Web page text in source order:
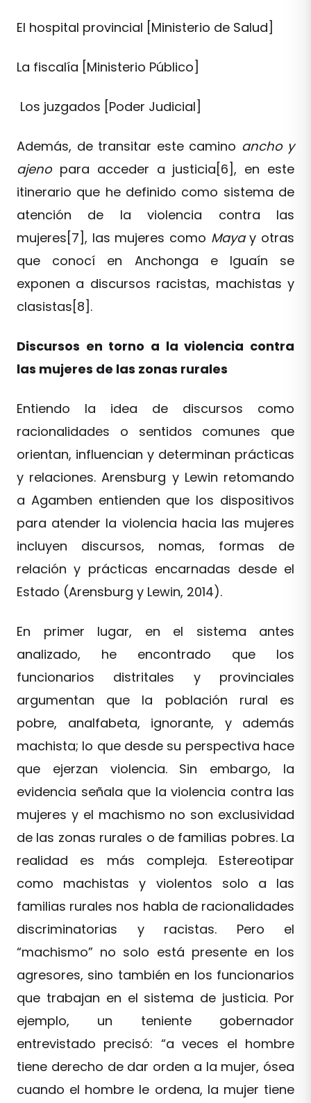
El hospital provincial [Ministerio de Salud]
La fiscalía [Ministerio Público]
Los juzgados [Poder Judicial]
Además, de transitar este camino ancho y
ajenopara acceder a justicia[6], en este
itinerario que he definido como sistema de
atención de la violencia contra las
mujeres[7], las mujeres como Mayay otras
que conocí en Anchonga e Iguaín se
exponen a discursos racistas, machistas y
clasistas[8].
Discursos en torno a la violencia contra
las mujeres de las zonas rurales
Entiendo la idea de discursos como
racionalidades o sentidos comunes que
orientan, influencian y determinan prácticas
y relaciones. Arensburg y Lewin retomando
a Agamben entienden que los dispositivos
para atender la violencia hacia las mujeres
incluyen discursos, nomas, formas de
relación y prácticas encarnadas desde el
Estado (Arensburg y Lewin, 2014).
En primer lugar, en el sistema antes
analizado, he encontrado que los
funcionarios distritales y provinciales
argumentan que la población rural es
pobre, analfabeta, ignorante, y además
machista; lo que desde su perspectiva hace
que ejerzan violencia. Sin embargo, la
evidencia señala que la violencia contra las
mujeres y el machismo no son exclusividad
de las zonas rurales o de familias pobres. La
realidad es más compleja. Estereotipar
como machistas y violentos solo a las
familias rurales nos habla de racionalidades
discriminatorias y racistas. Pero el
“machismo” no solo está presente en los
agresores, sino también en los funcionarios
que trabajan en el sistema de justicia. Por
ejemplo, un teniente gobernador
entrevistado precisó: “a veces el hombre
tiene derecho de dar orden a la mujer, ósea
cuando el hombre le ordena, la mujer tiene